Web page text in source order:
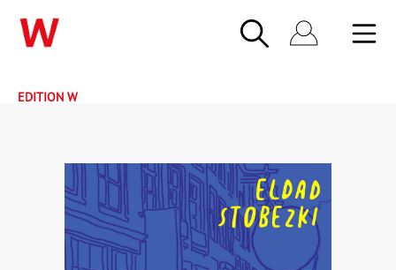
EDITION W